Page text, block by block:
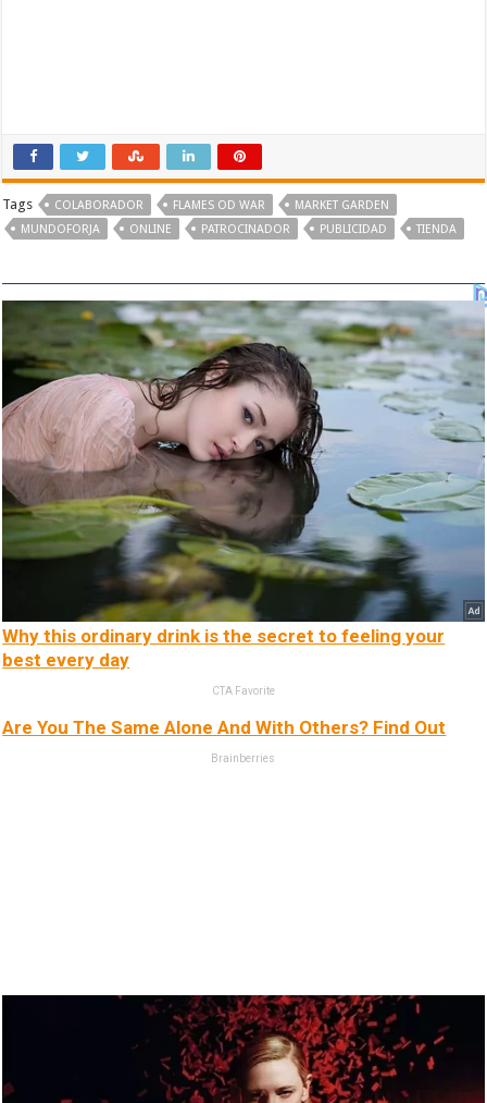
Tags COLABORADOR FLAMES OD WAR
MARKET GARDEN
MUNDOFORJA
ONLINE PATROCINADOR PUBLICIDAD TIENDA
Why this ordinary drink is the secret to feeling your
best every day
CTA Favorite
Are You The Same Alone And With Others? Find Out
Brainberries